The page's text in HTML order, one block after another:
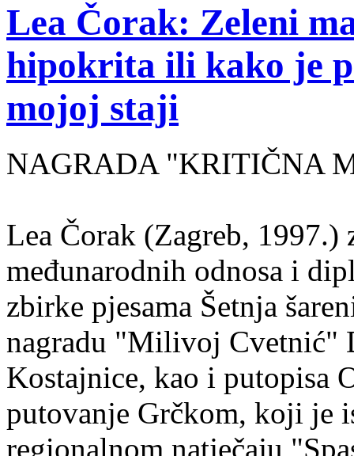
Lea Čorak: Zeleni
hipokrita ili kako je
mojoj staji
NAGRADA "KRITIČNA
Lea Čorak (Zagreb,
međunarodnih odnosa i
zbirke pjesama Šetnja
nagradu "Milivoj Cvetnić"
Kostajnice, kao i putopisa
putovanje Grčkom, koji je
regionalnom natječaju